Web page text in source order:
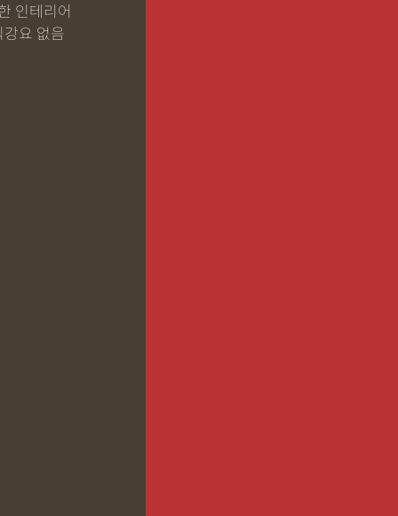
인테리어
강요 없음